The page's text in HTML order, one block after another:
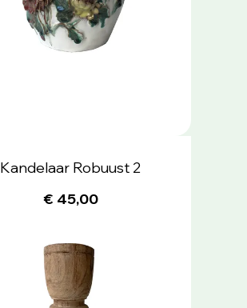
Kandelaar Robuust 2
€ 45,00